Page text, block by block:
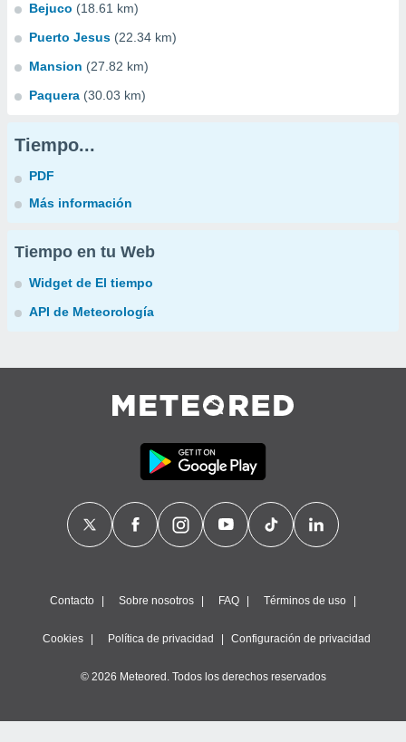
Bejuco (18.61 km)
Puerto Jesus (22.34 km)
Mansion (27.82 km)
Paquera (30.03 km)
Tiempo...
PDF
Más información
Tiempo en tu Web
Widget de El tiempo
API de Meteorología
Contacto Sobre nosotros FAQ Términos de uso
Cookies Política de privacidad Configuración de privacidad
© 2026 Meteored. Todos los derechos reservados